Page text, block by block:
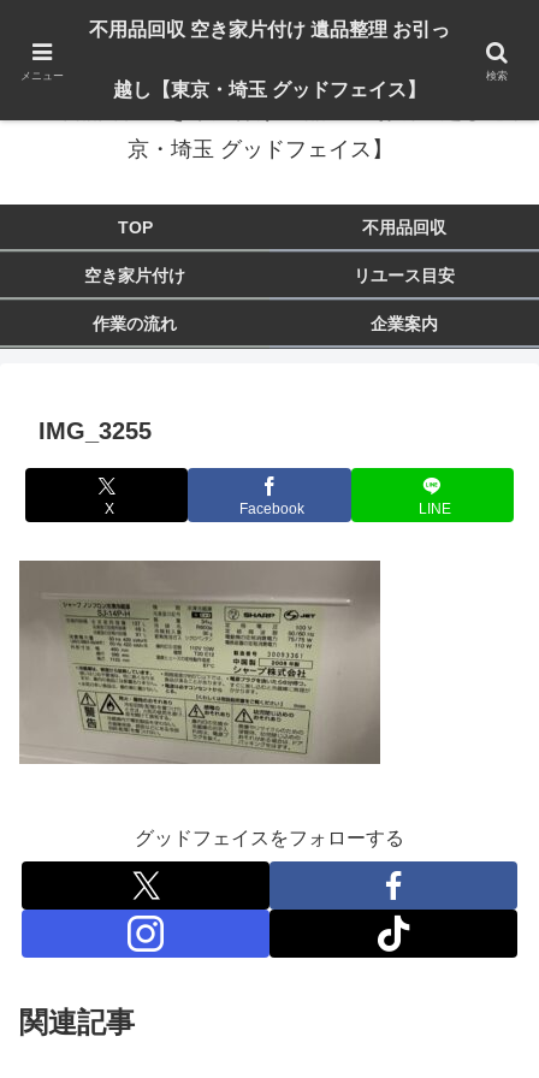
出張対応エリア：埼玉県 入間市 狭山市 飯能市 所沢市 川越市 日高市 鶴ヶ島市
京・埼玉 グッドフェイス】
TOP 不用品回収
空き家片付け リユース目安
作業の流れ 企業案内
IMG_3255
X Facebook LINE
グッドフェイスをフォローする
関連記事
メニュー
不用品回収 空き家片付け 遺品整理 お引っ
越し【東京・埼玉 グッドフェイス】
検索